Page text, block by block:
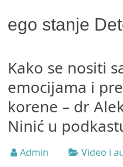
ego stanje
Kako se nositi
emocijama i
korene – dr
Ninić u
Admin Video i